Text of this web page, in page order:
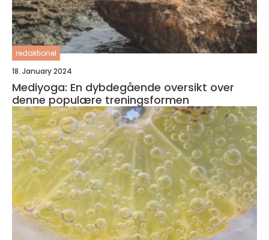
redaktionel
18. January 2024
Mediyoga: En dybdegående oversikt over
denne populære treningsformen